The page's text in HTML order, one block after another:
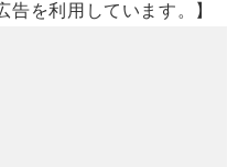
告を利用しています。】